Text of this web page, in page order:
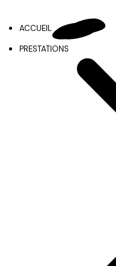
ACCUEIL
PRESTATIONS